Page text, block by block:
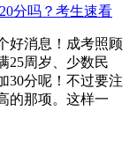
分吗？考生速看
消息！成考照顾
25周岁、少数民
30分呢！不过要注
的那项。这样一